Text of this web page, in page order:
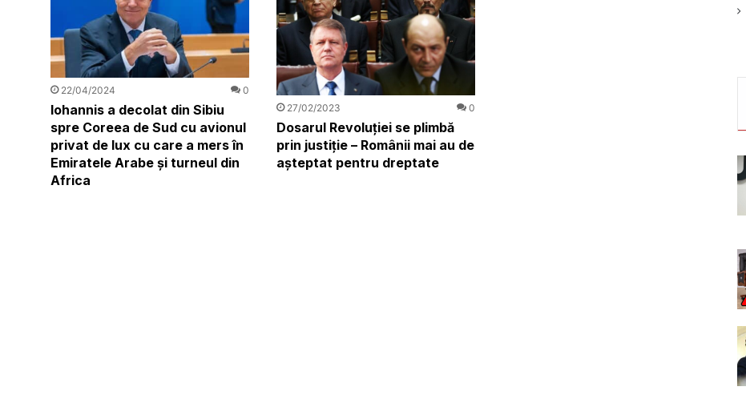
22/04/2024 0
Iohannis a decolat din Sibiu
spre Coreea de Sud cu avionul
privat de lux cu care a mers în
Emiratele Arabe și turneul din
Africa
27/02/2023 0
Dosarul Revoluției se plimbă
prin justiție – Românii mai au de
așteptat pentru dreptate